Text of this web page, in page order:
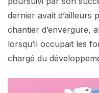
dernier avait d’ailleurs
chantier d’envergure,
lorsqu’il occupait les
chargé du